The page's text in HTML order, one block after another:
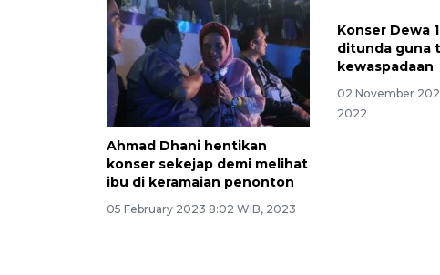
Ahmad Dhani hentikan
konser sekejap demi melihat
ibu di keramaian penonton
05 February 2023 8:02 WIB, 2023
Konser Dewa
ditunda guna
kewaspadaan
02 November
2022